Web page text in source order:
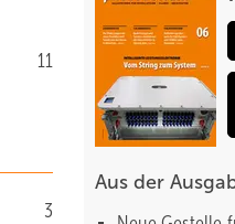
11
3
Aus der